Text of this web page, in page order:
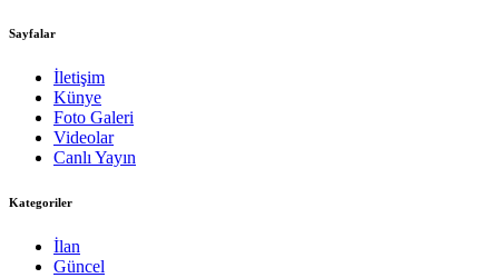
Sayfalar
İletişim
Künye
Foto Galeri
Videolar
Canlı Yayın
Kategoriler
İlan
Güncel